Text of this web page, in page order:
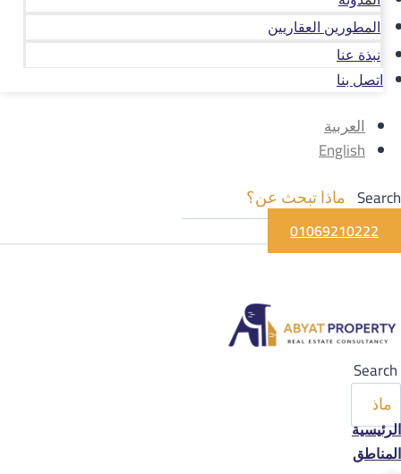
المطورين العقاريين
نبذة عنا
اتصل بنا
العربية
English
Search
01069210222
Search
الرئيسية
المناطق